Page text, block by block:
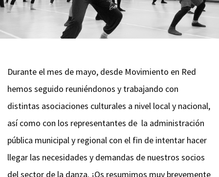
Durante el mes de mayo, desde Movimiento en Red
hemos seguido reuniéndonos y trabajando con
distintas asociaciones culturales a nivel local y nacional,
así como con los representantes de la administración
pública municipal y regional con el fin de intentar hacer
llegar las necesidades y demandas de nuestros socios
del sector de la danza. ¡Os resumimos muy brevemente